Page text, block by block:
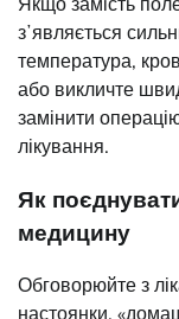
зʼявляється
температура,
або викличте
замінити
лікування.
Як
медицину
Обговорюйте з
настоянки,